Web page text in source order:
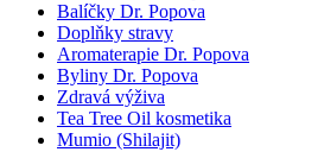
Balíčky Dr. Popova
Doplňky stravy
Aromaterapie Dr. Popova
Byliny Dr. Popova
Zdravá výživa
Tea Tree Oil kosmetika
Mumio (Shilajit)